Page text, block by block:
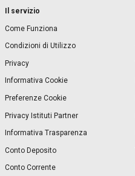
Il servizio
Come Funziona
Condizioni di Utilizzo
Privacy
Informativa Cookie
Preferenze Cookie
Privacy Istituti Partner
Informativa Trasparenza
Conto Deposito
Conto Corrente